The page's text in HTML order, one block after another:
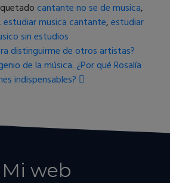
cantante no se de musica,
estudiar musica cantante,estudiar
sin estudios
de entradas
distinguirme de otros artistas?
de la música. ¿Por qué Rosalía
indispensables?
Mi web